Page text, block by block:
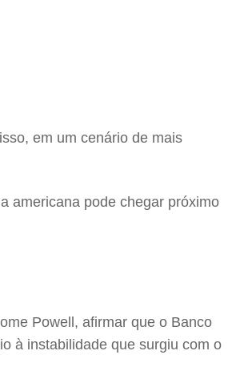
em um cenário de mais
americana pode chegar próximo
Powell, afirmar que o Banco
à instabilidade que surgiu com o